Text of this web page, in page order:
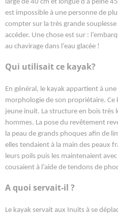
large de 40 cm et longue d’à peine
est impossible à une personne de
compter sur la très grande
accéder. Une chose est sur :
au chavirage dans l’eau glacée !
Qui utilisait ce kayak?
En général, le kayak appartient à
morphologie de son propriétaire.
jeune inuit. La structure en bois très
hommes. La pose du revêtement
la peau de grands phoques afin de
elles tendaient à la main des peaux
leurs poils puis les maintenaient
cousaient à l’aide de tendons de
A quoi servait-il ?
Le kayak servait aux Inuits à se